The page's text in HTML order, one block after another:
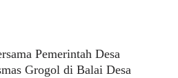
Pemerintah Desa
Grogol di Balai Desa